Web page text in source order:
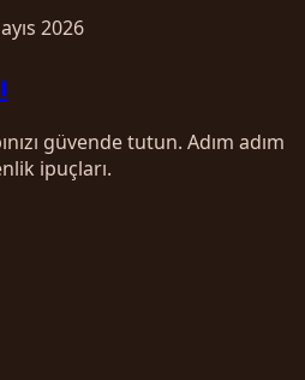
2026
güvende tutun. Adım adım
ipuçları.